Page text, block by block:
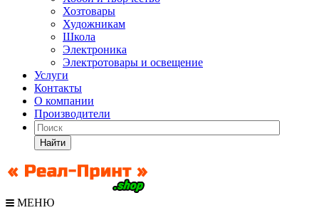
Хозтовары
Художникам
Школа
Электроника
Электротовары и освещение
Услуги
Контакты
О компании
Производители
Найти
МЕНЮ